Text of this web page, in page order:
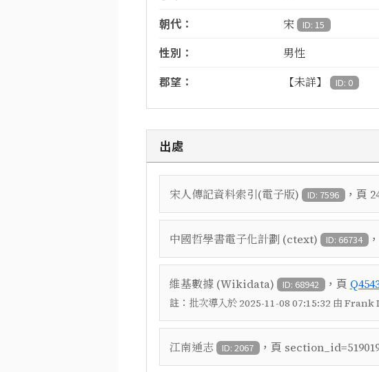
朝代： 宋 ID: 15
性別： 男性
郡望： 【未詳】 ID: 0
出處
宋人傳記資料索引(電子版) ID: 7596 ，頁
中國哲學書電子化計劃 (ctext) ID: 66734
維基數據 (Wikidata) ID: 68942 ，頁
註： 批次導入於 2025-11-08 07:15:32 由
江南通志 ID: 2067 ，頁